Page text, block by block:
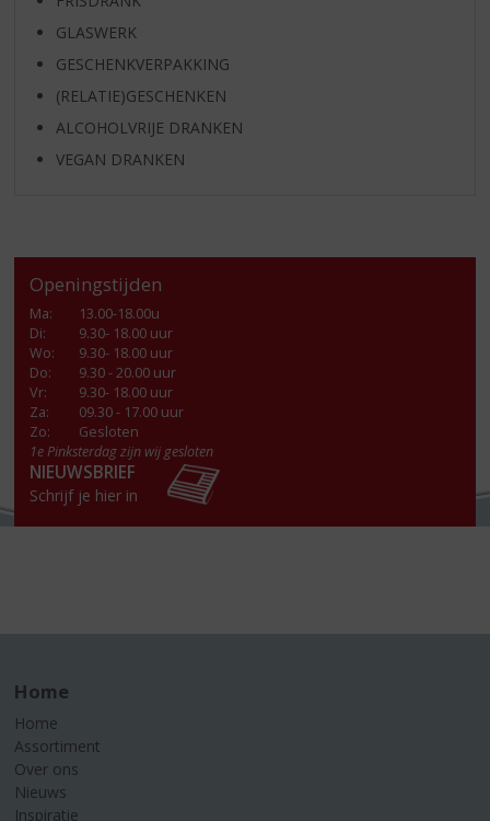
GLASWERK
GESCHENKVERPAKKING
(RELATIE)GESCHENKEN
ALCOHOLVRIJE DRANKEN
VEGAN DRANKEN
Openingstijden
Ma:
13.00-18.00u
Di:
9.30- 18.00 uur
Wo:
9.30- 18.00 uur
Do:
9.30 - 20.00 uur
Vr:
9.30- 18.00 uur
Za:
09.30 - 17.00 uur
Zo:
Gesloten
1e Pinksterdag zijn wij gesloten
NIEUWSBRIEF
Schrijf je hier in
Home
Home
Assortiment
Over ons
Nieuws
Inspiratie